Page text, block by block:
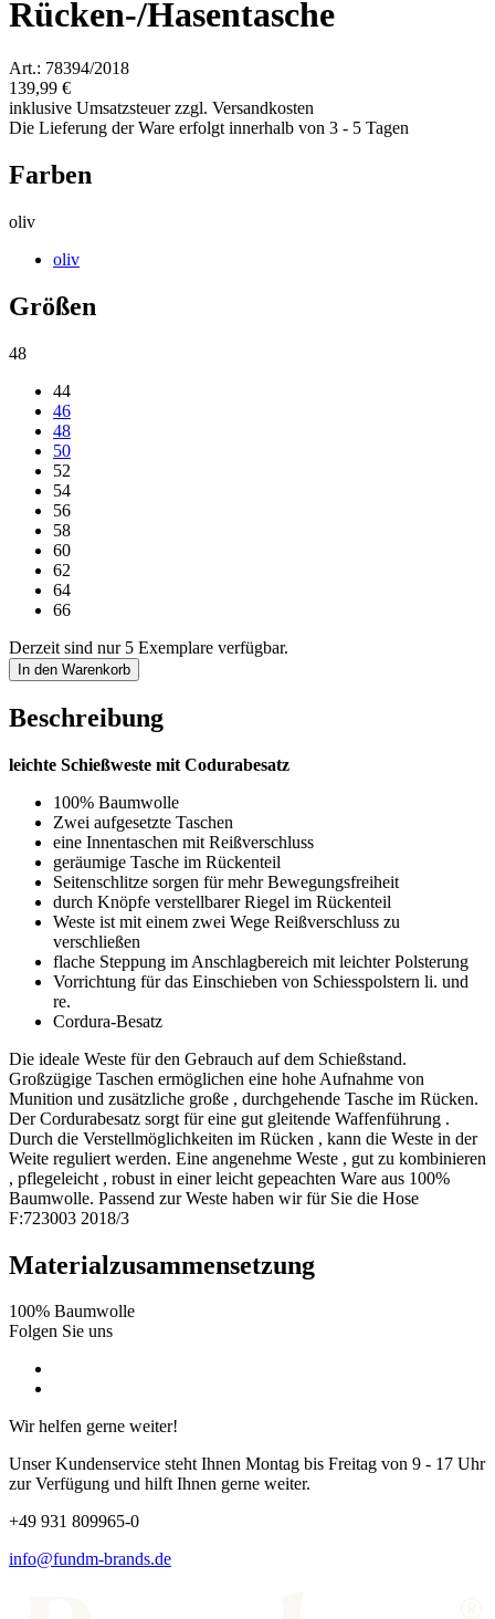
Rücken-/Hasentasche
Art.: 78394/2018
139,99 €
inklusive Umsatzsteuer zzgl. Versandkosten
Die Lieferung der Ware erfolgt innerhalb von 3 - 5 Tagen
Farben
oliv
oliv
Größen
48
44
46
48
50
52
54
56
58
60
62
64
66
Derzeit sind nur 5 Exemplare verfügbar.
In den Warenkorb
Beschreibung
leichte Schießweste mit Codurabesatz
100% Baumwolle
Zwei aufgesetzte Taschen
eine Innentaschen mit Reißverschluss
geräumige Tasche im Rückenteil
Seitenschlitze sorgen für mehr Bewegungsfreiheit
durch Knöpfe verstellbarer Riegel im Rückenteil
Weste ist mit einem zwei Wege Reißverschluss zu
verschließen
flache Steppung im Anschlagbereich mit leichter Polsterung
Vorrichtung für das Einschieben von Schiesspolstern li. und
re.
Cordura-Besatz
Die ideale Weste für den Gebrauch auf dem Schießstand.
Großzügige Taschen ermöglichen eine hohe Aufnahme von
Munition und zusätzliche große , durchgehende Tasche im Rücken.
Der Cordurabesatz sorgt für eine gut gleitende Waffenführung .
Durch die Verstellmöglichkeiten im Rücken , kann die Weste in der
Weite reguliert werden. Eine angenehme Weste , gut zu kombinieren
, pflegeleicht , robust in einer leicht gepeachten Ware aus 100%
Baumwolle. Passend zur Weste haben wir für Sie die Hose
F:723003 2018/3
Materialzusammensetzung
100% Baumwolle
Folgen Sie uns
Wir helfen gerne weiter!
Unser Kundenservice steht Ihnen Montag bis Freitag von 9 - 17 Uhr
zur Verfügung und hilft Ihnen gerne weiter.
+49 931 809965-0
info@fundm-brands.de